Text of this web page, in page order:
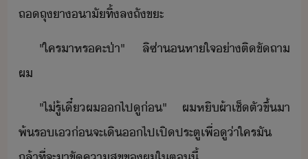
ถ​ถุาาั​ทิ้​ล​ถัขะ
"​ใคร​า​หร​คะ​ป่า​"​ ​ลิ​ซ่า​หาใจ​่า​ติขั​ถา​
ผ
"​ไ่รู้​เี๋​ผ​​ไปู​่​"​ ​ผ​หิ​ผ้าเช็ตั​ขึ้​า​
พ้​รเ​่​จะ​เิ​​ไป​เปิ​ประตู​เพื่​ู​่า​ใคร​ั​